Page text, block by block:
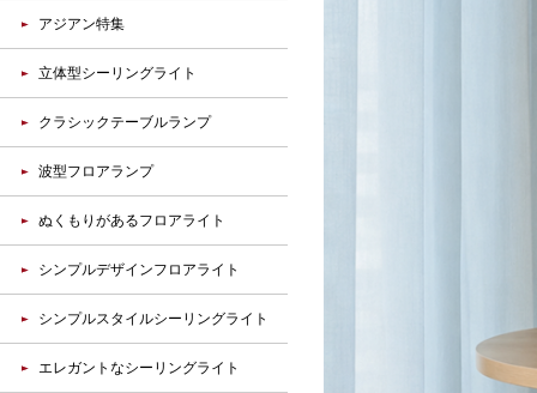
アジアン特集
立体型シーリングライト
クラシックテーブルランプ
波型フロアランプ
ぬくもりがあるフロアライト
シンプルデザインフロアライト
シンプルスタイルシーリングライト
エレガントなシーリングライト